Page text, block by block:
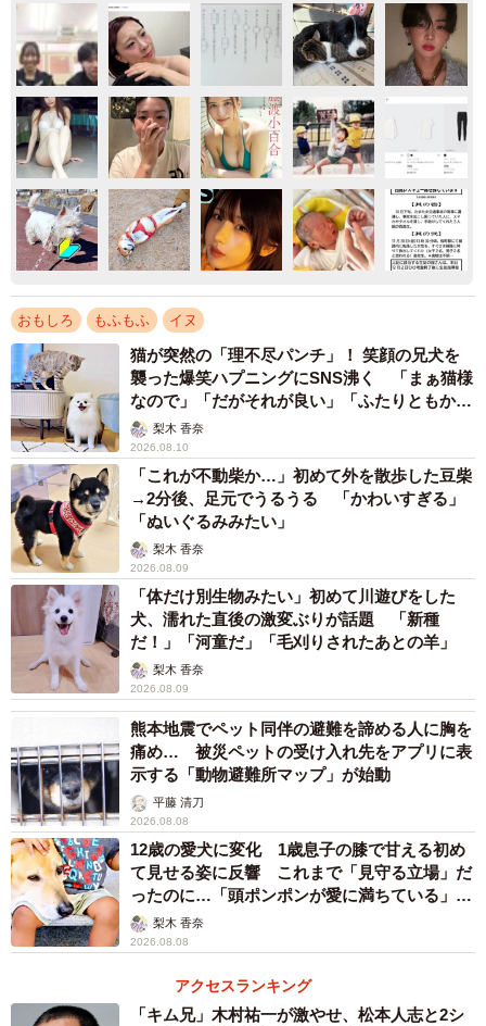
おもしろ もふもふ イヌ
猫が突然の「理不尽パンチ」！ 笑顔の兄犬を
襲った爆笑ハプニングにSNS沸く 「まぁ猫様
なので」「だがそれが良い」「ふたりともかわ
いいね」
梨木 香奈
2026.08.10
「これが不動柴か…」初めて外を散歩した豆柴
→2分後、足元でうるうる 「かわいすぎる」
「ぬいぐるみみたい」
梨木 香奈
2026.08.09
「体だけ別生物みたい」初めて川遊びをした
犬、濡れた直後の激変ぶりが話題 「新種
だ！」「河童だ」「毛刈りされたあとの羊」
梨木 香奈
2026.08.09
熊本地震でペット同伴の避難を諦める人に胸を
痛め… 被災ペットの受け入れ先をアプリに表
示する「動物避難所マップ」が始動
平藤 清刀
2026.08.08
12歳の愛犬に変化 1歳息子の膝で甘える初め
て見せる姿に反響 これまで「見守る立場」だ
ったのに…「頭ポンポンが愛に満ちている」
「尊…」
梨木 香奈
2026.08.08
アクセスランキング
「キム兄」木村祐一が激やせ、松本人志と2シ